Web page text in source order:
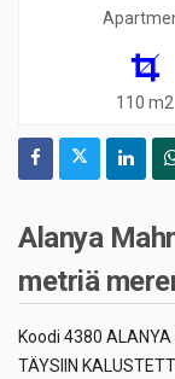
110 m2
Alanya
metriä
Koodi 4380
TÄYSIIN